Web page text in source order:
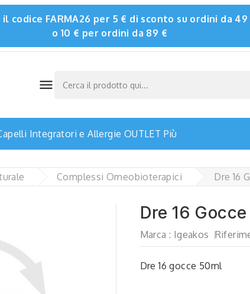
codice FARMA26 per 5 € di sconto su ordini da 49
o 10 € per ordini da 89 €

Integratori e Allergie OUTLET Più
Complessi Omeobioterapici Dre 16
Dre 16
Marca : Igeakos
Dre 16 gocce 50ml